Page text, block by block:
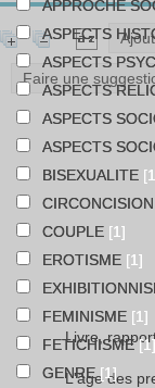
Faire une
Livre,
L'âge des
APPROCHE
ASPECTS
ASPECTS
ASPECTS
ASPECTS
ASPECTS
BISEXUALITE
CIRCONCISION
COUPLE [1]
EROTISME [1]
FEMINISME [1]
FETICHISME[1]
GENRE[1]